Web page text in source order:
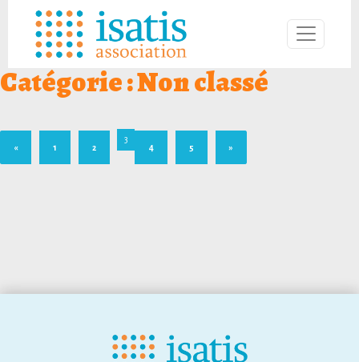
Catégorie :Non classé
« 1 2
3
4
5 »